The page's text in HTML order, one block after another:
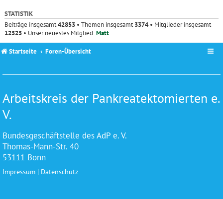
STATISTIK
Beiträge insgesamt42853 • Themen insgesamt3374• Mitglieder insgesamt
12525 • Unser neuestes Mitglied:Matt
Startseite Foren-Übersicht
Arbeitskreis der Pankreatektomierten e.
V.
Bundesgeschäftstelle des AdP e. V.
Thomas-Mann-Str. 40
53111 Bonn
Impressum | Datenschutz